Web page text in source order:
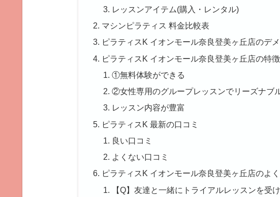
レッスンアイテム(購入・レンタル)
マシンピラティス 料金比較表
ピラティスK イオンモール奈良登美ヶ丘店のデ
ピラティスK イオンモール奈良登美ヶ丘店の特徴
①無料体験ができる
②女性専用のグループレッスンでリーズナブ
レッスン内容が豊富
ピラティスK 最新の口コミ
良い口コミ
よくない口コミ
ピラティスK イオンモール奈良登美ヶ丘店のよ
【Q】友達と一緒にトライアルレッスンを受